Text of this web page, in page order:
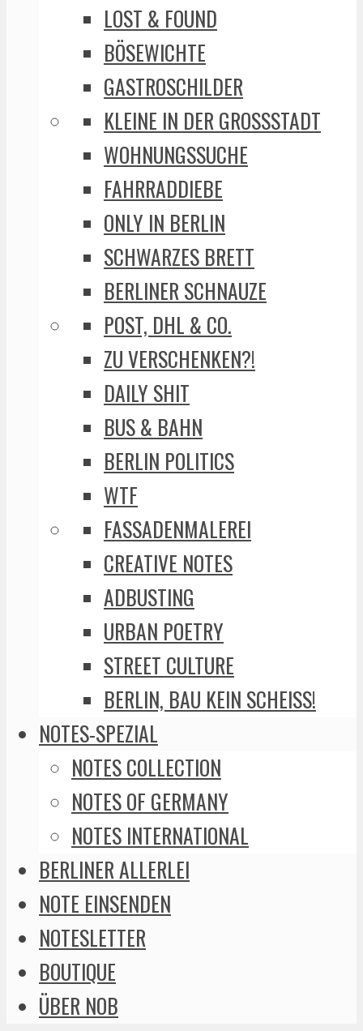
LOST & FOUND
BÖSEWICHTE
GASTROSCHILDER
KLEINE IN DER GROSSSTADT
WOHNUNGSSUCHE
FAHRRADDIEBE
ONLY IN BERLIN
SCHWARZES BRETT
BERLINER SCHNAUZE
POST, DHL & CO.
ZU VERSCHENKEN?!
DAILY SHIT
BUS & BAHN
BERLIN POLITICS
WTF
FASSADENMALEREI
CREATIVE NOTES
ADBUSTING
URBAN POETRY
STREET CULTURE
BERLIN, BAU KEIN SCHEISS!
NOTES-SPEZIAL
NOTES COLLECTION
NOTES OF GERMANY
NOTES INTERNATIONAL
BERLINER ALLERLEI
NOTE EINSENDEN
NOTESLETTER
BOUTIQUE
ÜBER NOB